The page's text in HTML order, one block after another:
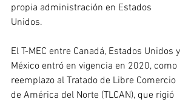
propia administración en Estados
Unidos.
El T-MEC entre Canadá, Estados Unidos y
México entró en vigencia en 2020, como
reemplazo al Tratado de Libre Comercio
de América del Norte (TLCAN), que rigió